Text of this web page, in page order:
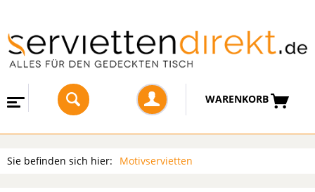
WARENKORB
Sie befinden sich hier: Motivservietten